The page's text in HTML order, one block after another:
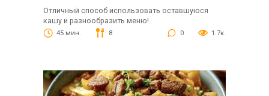
Отличный способ использовать оставшуюся
кашу и разнообразить меню!
45 мин. 8 0 1.7к.